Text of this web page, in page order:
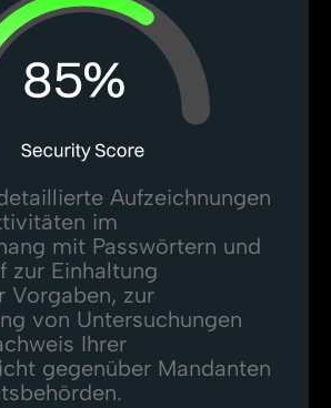
Aufzeichnungen
im
mit Passwörtern und
zur Einhaltung
Vorgaben, zur
von Untersuchungen
Ihrer
gegenüber Mandanten